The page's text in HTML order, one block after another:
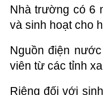
Nhà trường có 6
và sinh hoạt cho
Nguồn điện
viên từ các tỉnh
Riêng đối với